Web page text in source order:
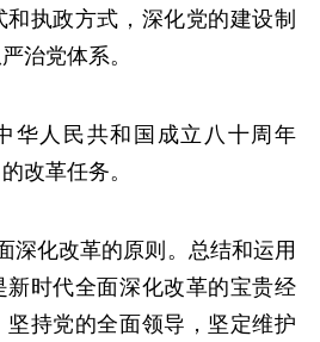
执政方式，深化党的建设制
治党体系。
华人民共和国成立八十周年
改革任务。
深化改革的原则。总结和运用
时代全面深化改革的宝贵经
持党的全面领导，坚定维护